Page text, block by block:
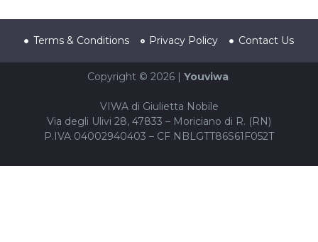
Terms & Conditions Privacy Policy Contact Us
Copyright © 2026 | Youviwa
VIWA di Giulietta Nobile
Via degli Ulivi 28, 47833 – Moriciano di R. (RN)
P.IVA 04002940403 – CF NBLGTT86S61F052T